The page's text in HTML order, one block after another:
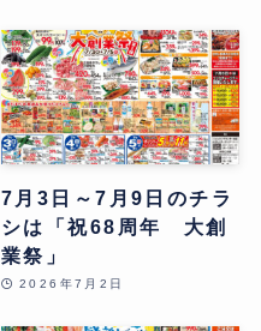
7月3日～7月9日のチラ
シは「祝68周年 大創
業祭」
2026年7月2日